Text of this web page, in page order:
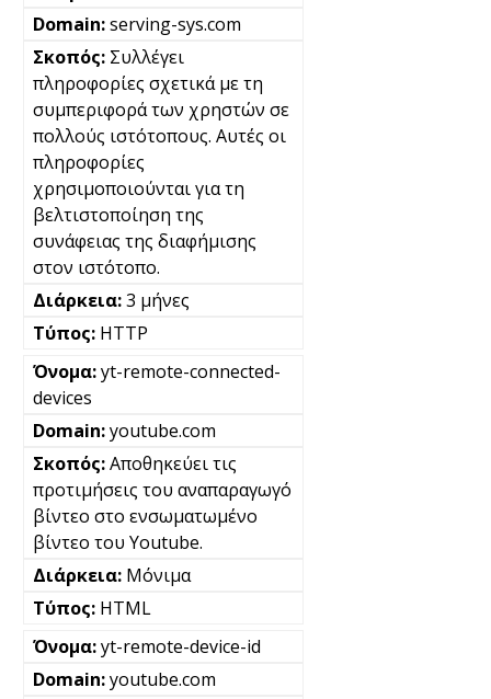
serving-sys.com
Συλλέγει
πληροφορίες σχετικά με τη
συμπεριφορά των χρηστών σε
πολλούς ιστότοπους. Αυτές οι
πληροφορίες
χρησιμοποιούνται για τη
βελτιστοποίηση της
συνάφειας της διαφήμισης
στον ιστότοπο.
3 μήνες
HTTP
yt-remote-connected-
devices
youtube.com
Αποθηκεύει τις
προτιμήσεις του αναπαραγωγό
βίντεο στο ενσωματωμένο
βίντεο του Youtube.
Μόνιμα
HTML
yt-remote-device-id
youtube.com